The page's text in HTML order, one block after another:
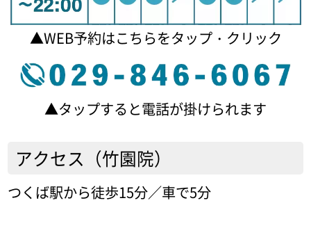
▲WEB予約はこちらをタップ・クリック
▲タップすると電話が掛けられます
アクセス（竹園院）
つくば駅から徒歩15分／車で5分